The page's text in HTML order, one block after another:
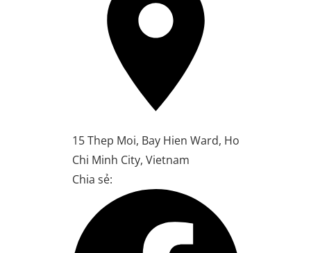
15 Thep Moi, Bay Hien Ward, Ho
Chi Minh City, Vietnam
Chia sẻ: